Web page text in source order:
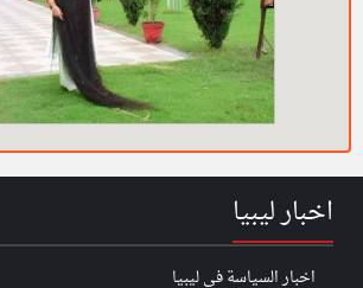
اخبار ليبيا
اخبار السياسة في ليبيا